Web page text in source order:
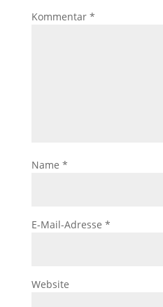
Kommentar *
Name *
E-Mail-Adresse *
Website